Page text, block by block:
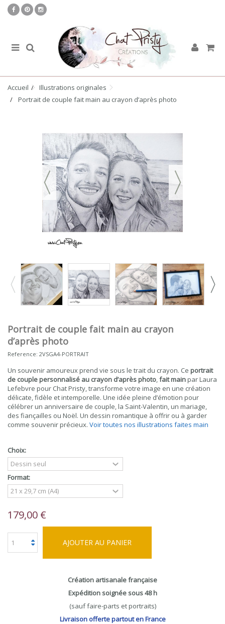
Accueil
Illustrations originales
Portrait de couple fait main au crayon d’après photo
Portrait de couple fait main au crayon
d’après photo
Reference: 2VSGA4-PORTRAIT
Un souvenir amoureux prend vie sous le trait du crayon. Ce portrait
de couple personnalisé au crayon d’après photo,fait mainpar Laura
Lefebvre pour Chat Pristy, transforme votre image en une création
délicate, fidèle et intemporelle. Une idée pleine d’émotion pour
célébrer un anniversaire de couple, la Saint-Valentin, un mariage,
des fiançailles ou Noël. Un dessin romantique à offrir ou à garder
comme souvenir précieux. Voir toutes nos illustrations faites main
Choix:
Format:
179,00 €
AJOUTER AU PANIER
Création artisanale française
Expédition soignée sous 48 h
(sauf faire-parts et portraits)
Livraison offerte partout en France